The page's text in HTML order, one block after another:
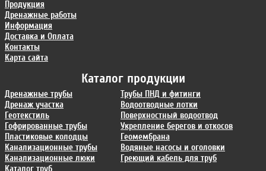
Каталог продукции
Дренажные трубы
Дренаж участка
Геотекстиль
Гофрированные трубы
Пластиковые колодцы
Канализационные трубы
Канализационные люки
Трубы ПНД и фитинги
Водоотводные лотки
Поверхностный водоотвод
Укрепление берегов и откосов
Геомембрана
Водяные насосы и оголовки
Греющий кабель для труб
Продукция
Дренажные работы
Информация
Доставка и Оплата
Контакты
Карта сайта